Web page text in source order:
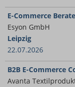
E-Commerce
Esyon GmbH
Leipzig
22.07.2026
B2B E-Commerce
Avanta